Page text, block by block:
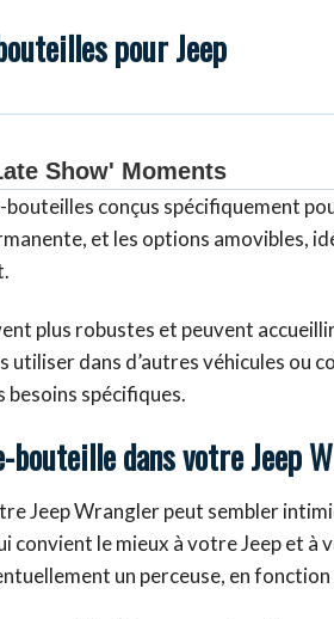
pour Jeep
conçus spécifiquement
et les options amovibles,
plus robustes et peuvent
dans d’autres véhicules ou
besoins spécifiques.
dans votre Jeep
Jeep Wrangler peut sembler
convient le mieux à votre Jeep et
un perceuse, en